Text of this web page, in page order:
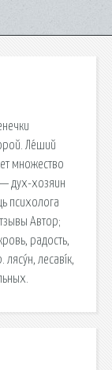
Ле́ший
множество
дух-хозяин
психолога
Автор;
радость,
лесаві́к,